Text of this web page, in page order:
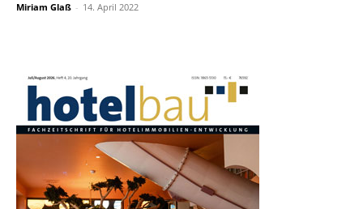
Miriam Glaß - 14. April 2022